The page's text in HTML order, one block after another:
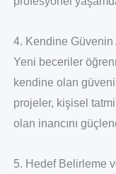
4. Kendine Güvenin
Yeni beceriler
kendine olan
projeler, kişisel
olan inancını
5. Hedef Belirleme